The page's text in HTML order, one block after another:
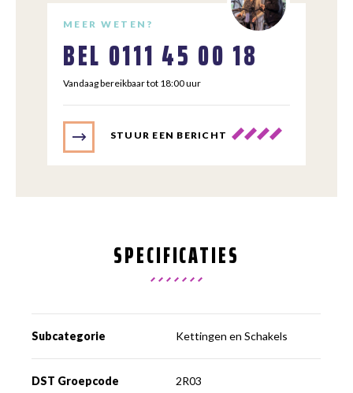
MEER WETEN?
BEL 0111 45 00 18
Vandaag bereikbaar tot 18:00 uur
STUUR EEN BERICHT
SPECIFICATIES
Subcategorie Kettingen en Schakels
DST Groepcode 2R03